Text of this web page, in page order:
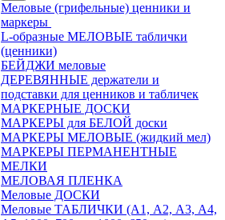
Меловые (грифельные) ценники и
маркеры
L-образные МЕЛОВЫЕ таблички
(ценники)
БЕЙДЖИ меловые
ДЕРЕВЯННЫЕ держатели и
подставки для ценников и табличек
МАРКЕРНЫЕ ДОСКИ
МАРКЕРЫ для БЕЛОЙ доски
МАРКЕРЫ МЕЛОВЫЕ (жидкий мел)
МАРКЕРЫ ПЕРМАНЕНТНЫЕ
МЕЛКИ
МЕЛОВАЯ ПЛЕНКА
Меловые ДОСКИ
Меловые ТАБЛИЧКИ (А1, А2, А3, А4,